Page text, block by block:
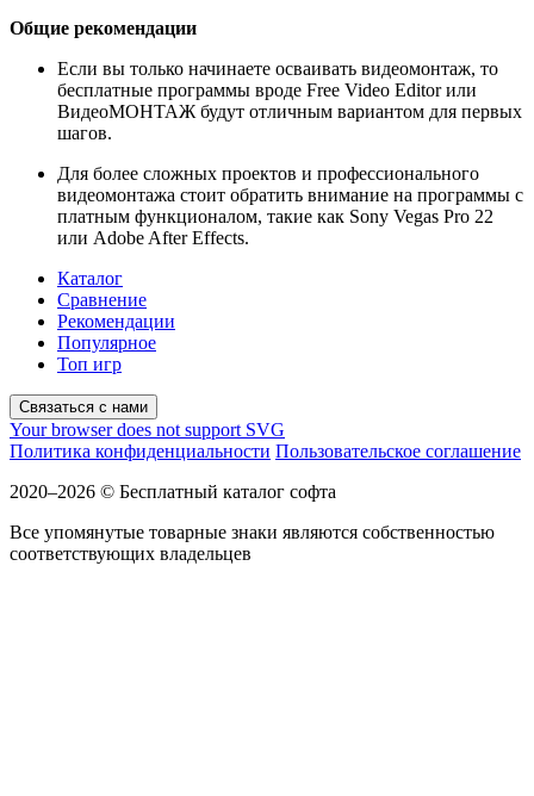
Общие рекомендации
Если вы только начинаете осваивать видеомонтаж, то
бесплатные программы вроде Free Video Editor или
ВидеоМОНТАЖ будут отличным вариантом для первых
шагов.
Для более сложных проектов и профессионального
видеомонтажа стоит обратить внимание на программы с
платным функционалом, такие как Sony Vegas Pro 22
или Adobe After Effects.
Каталог
Сравнение
Рекомендации
Популярное
Топ игр
Связаться с нами
Your browser does not support SVG
Политика конфиденциальности Пользовательское соглашение
2020–2026 © Бесплатный каталог софта
Все упомянутые товарные знаки являются собственностью
соответствующих владельцев